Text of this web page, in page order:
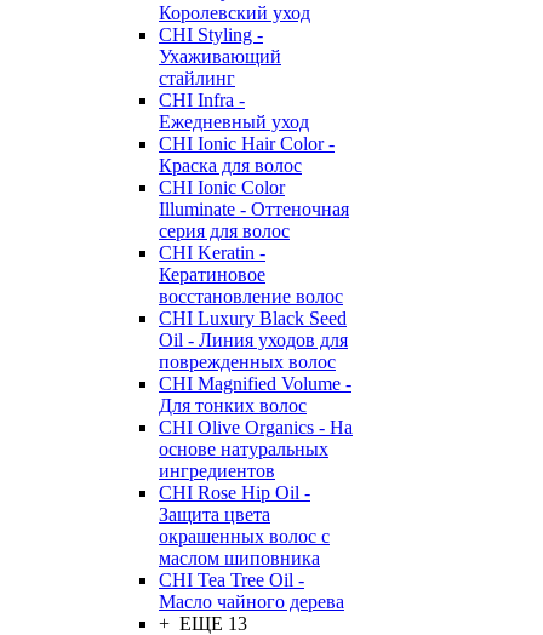
Королевский уход
CHI Styling -
Ухаживающий
стайлинг
CHI Infra -
Ежедневный уход
CHI Ionic Hair Color -
Краска для волос
CHI Ionic Color
Illuminate - Оттеночная
серия для волос
CHI Keratin -
Кератиновое
восстановление волос
CHI Luxury Black Seed
Oil - Линия уходов для
поврежденных волос
CHI Magnified Volume -
Для тонких волос
CHI Olive Organics - На
основе натуральных
ингредиентов
CHI Rose Hip Oil -
Защита цвета
окрашенных волос с
маслом шиповника
CHI Tea Tree Oil -
Масло чайного дерева
+ ЕЩЕ 13